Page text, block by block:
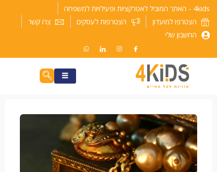
דילוג
לתוכן
4kids - האתר המוביל לאטרקציות ופעילויות למשפחה
הצטרפו למועדון
הצטרפות לעסקים
צרו קשר
החשבון שלי